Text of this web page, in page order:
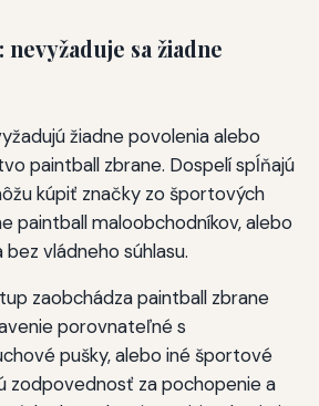
sa žiadne
žiadne povolenia alebo
paintball zbrane. Dospelí spĺňajú
kúpiť značky zo športových
paintball maloobchodníkov, alebo
vládneho súhlasu.
zaobchádza paintball zbrane
porovnateľné s
pušky, alebo iné športové
zodpovednosť za pochopenie a